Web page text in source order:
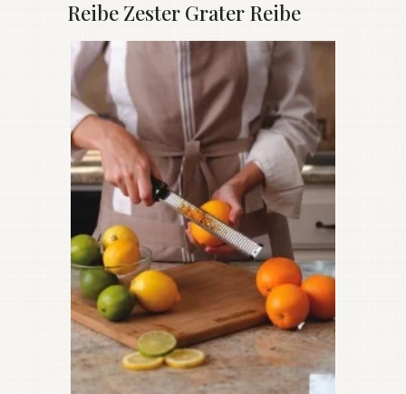
Reibe Zester Grater Reibe